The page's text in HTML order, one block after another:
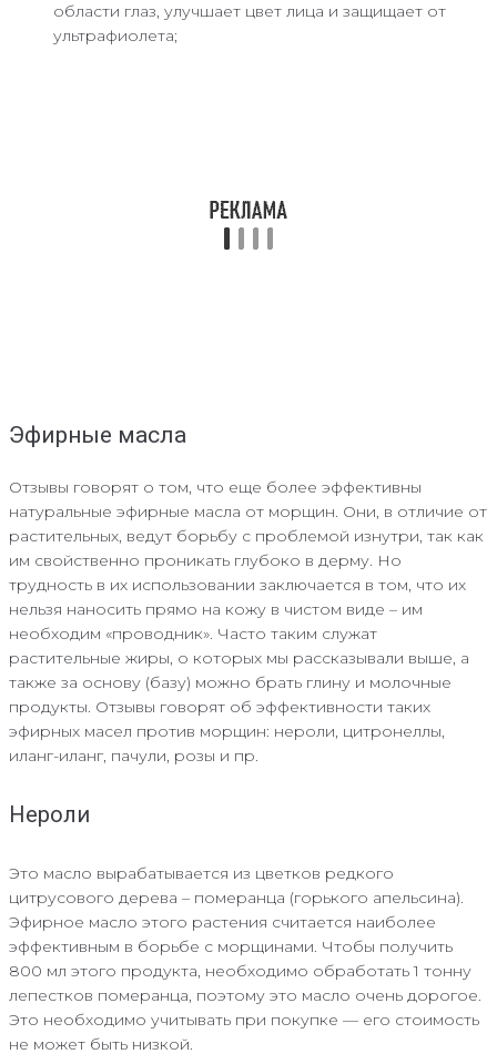
области глаз, улучшает цвет лица и защищает от
ультрафиолета;
Эфирные масла
Отзывы говорят о том, что еще более эффективны
натуральные эфирные масла от морщин. Они, в отличие от
растительных, ведут борьбу с проблемой изнутри, так как
им свойственно проникать глубоко в дерму. Но
трудность в их использовании заключается в том, что их
нельзя наносить прямо на кожу в чистом виде – им
необходим «проводник». Часто таким служат
растительные жиры, о которых мы рассказывали выше, а
также за основу (базу) можно брать глину и молочные
продукты. Отзывы говорят об эффективности таких
эфирных масел против морщин: нероли, цитронеллы,
иланг-иланг, пачули, розы и пр.
Нероли
Это масло вырабатывается из цветков редкого
цитрусового дерева – померанца (горького апельсина).
Эфирное масло этого растения считается наиболее
эффективным в борьбе с морщинами. Чтобы получить
800 мл этого продукта, необходимо обработать 1 тонну
лепестков померанца, поэтому это масло очень дорогое.
Это необходимо учитывать при покупке — его стоимость
не может быть низкой.